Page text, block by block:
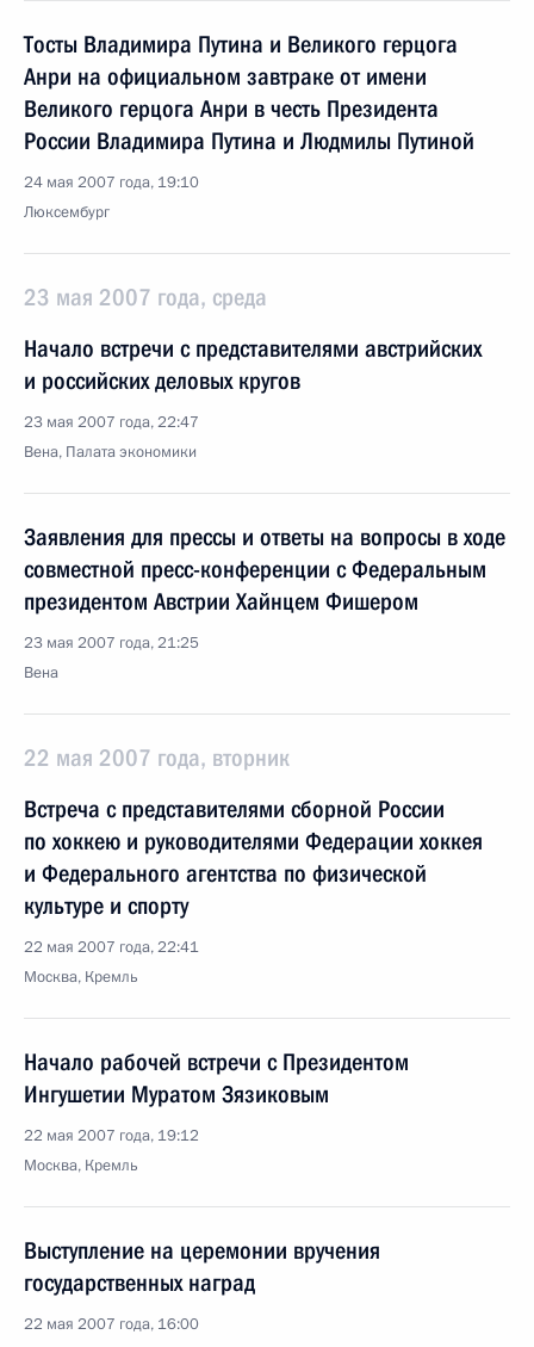
Тосты Владимира Путина и Великого герцога
Анри на официальном завтраке от имени
Великого герцога Анри в честь Президента
России Владимира Путина и Людмилы Путиной
24 мая 2007 года, 19:10
Люксембург
23 мая 2007 года, среда
Начало встречи с представителями австрийских
и российских деловых кругов
23 мая 2007 года, 22:47
Вена, Палата экономики
Заявления для прессы и ответы на вопросы в ходе
совместной пресс-конференции с Федеральным
президентом Австрии Хайнцем Фишером
23 мая 2007 года, 21:25
Вена
22 мая 2007 года, вторник
Встреча с представителями сборной России
по хоккею и руководителями Федерации хоккея
и Федерального агентства по физической
культуре и спорту
22 мая 2007 года, 22:41
Москва, Кремль
Начало рабочей встречи с Президентом
Ингушетии Муратом Зязиковым
22 мая 2007 года, 19:12
Москва, Кремль
Выступление на церемонии вручения
государственных наград
22 мая 2007 года, 16:00